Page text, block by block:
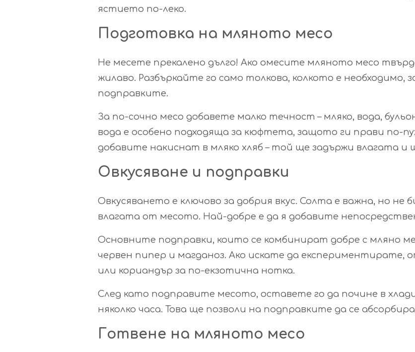
ястието по-леко.
Подготовка на мляното месо
Не месете прекалено дълго! Ако омесите мляното месо
жилаво. Разбъркайте го само толкова, колкото е необходимо,
подправките.
За по-сочно месо добавете малко течност – мляко, вода,
вода е особено подходяща за кюфтета, защото ги прави по-
добавите накиснат в мляко хляб – той ще задържи влагата
Овкусяване и подправки
Овкусяването е ключово за добрия вкус. Солта е важна, но
влагата от месото. Най-добре е да я добавите
Основните подправки, които се комбинират добре с мляно
червен пипер и магданоз. Ако искате да експериментирате,
или кориандър за по-екзотична нотка.
След като подправите месото, оставете го да почине в
няколко часа. Това ще позволи на подправките да се
Готвене на мляното месо